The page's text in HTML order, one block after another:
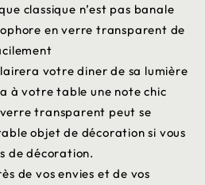
classique n’est pas banale
en verre transparent de
votre diner de sa lumière
à votre table une note chic
transparent peut se
objet de décoration si vous
de décoration.
de vos envies et de vos